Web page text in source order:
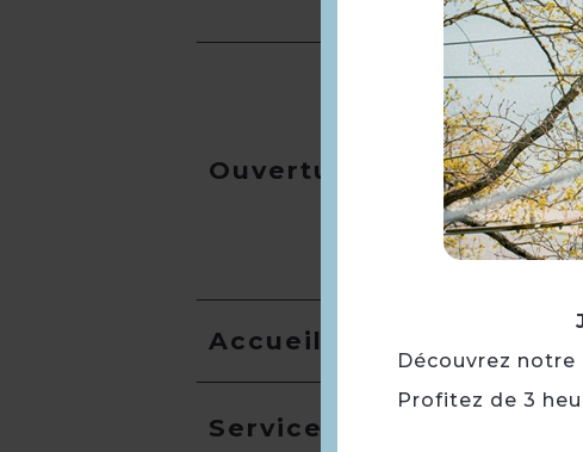
Ouverture
Accueil
Services
Découvrez
Profitez de 3